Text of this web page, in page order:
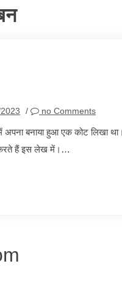
/ no Comments
बनाया हुआ एक कोट लिखा
करते हैं इस लेख में।…